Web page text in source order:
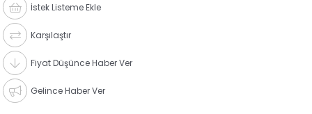
İstek Listeme Ekle
Karşılaştır
Fiyat Düşünce Haber Ver
Gelince Haber Ver